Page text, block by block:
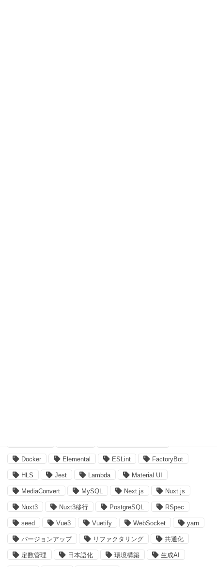
Docker Elemental ESLint FactoryBot
HLS Jest Lambda Material UI
MediaConvert MySQL Next.js Nuxt.js
Nuxt3 Nuxt3移行 PostgreSQL RSpec
seed Vue3 Vuetify WebSocket yarn
バージョンアップ リファクタリング 共通化
定数管理 日本語化 環境構築 生成AI